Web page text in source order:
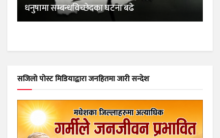
धनुषामा सम्बन्धविच्छेदका घटना बढे
सजिलो पोस्ट मिडियाद्वारा जनहितमा जारी सन्देश